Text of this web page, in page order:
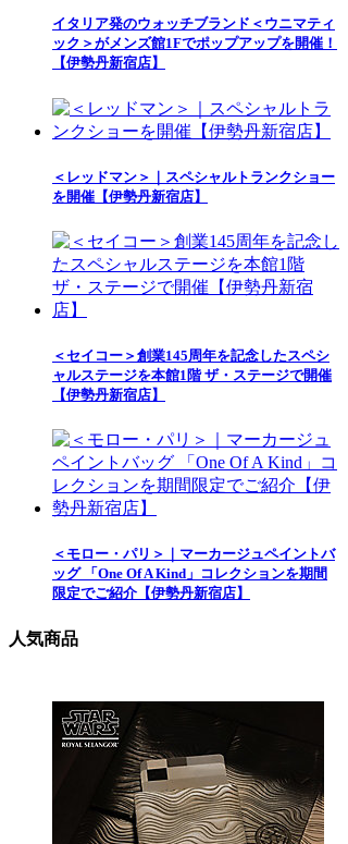
イタリア発のウォッチブランド＜ウニマティ
ック＞がメンズ館1Fでポップアップを開催！
【伊勢丹新宿店】
＜レッドマン＞｜スペシャルトランクショー
を開催【伊勢丹新宿店】
＜セイコー＞創業145周年を記念したスペシ
ャルステージを本館1階 ザ・ステージで開催
【伊勢丹新宿店】
＜モロー・パリ＞｜マーカージュペイントバ
ッグ 「One Of A Kind」コレクションを期間
限定でご紹介【伊勢丹新宿店】
人気商品